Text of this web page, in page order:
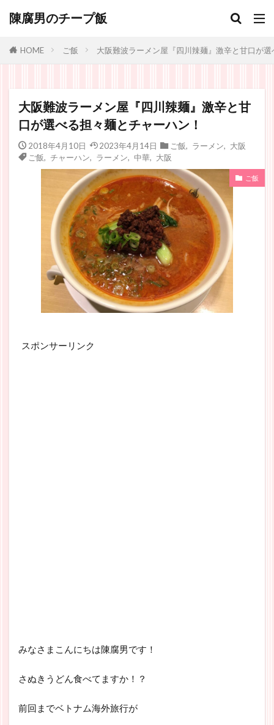
陳腐男のチープ飯
HOME ご飯 大阪難波ラーメン屋『四川辣麺』激辛と甘口が
大阪難波ラーメン屋『四川辣麺』激辛と甘
口が選べる担々麺とチャーハン！
2018年4月10日 2023年4月14日 ご飯 ラーメン
大阪
ご飯
チャーハン ラーメン 中華, 大阪
ご飯
スポンサーリンク
みなさまこんにちは陳腐男です！
さぬきうどん食べてますか！？
前回までベトナム海外旅行が